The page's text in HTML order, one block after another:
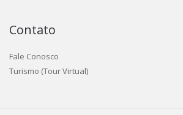
Contato
Fale Conosco
Turismo (Tour Virtual)